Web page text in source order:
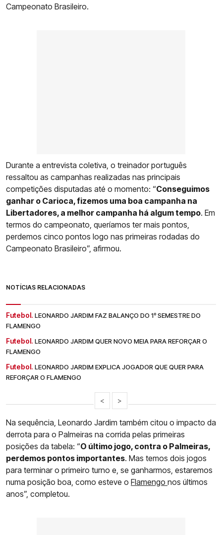
Campeonato Brasileiro.
Durante a entrevista coletiva, o treinador português
ressaltou as campanhas realizadas nas principais
competições disputadas até o momento: “Conseguimos
ganhar o Carioca, fizemos uma boa campanha na
Libertadores, a melhor campanha há algum tempo. Em
termos do campeonato, queríamos ter mais pontos,
perdemos cinco pontos logo nas primeiras rodadas do
Campeonato Brasileiro”, afirmou.
NOTÍCIAS RELACIONADAS
Futebol. LEONARDO JARDIM FAZ BALANÇO DO 1º SEMESTRE DO
FLAMENGO
Futebol. LEONARDO JARDIM QUER NOVO MEIA PARA REFORÇAR O
FLAMENGO
Futebol. LEONARDO JARDIM EXPLICA JOGADOR QUE QUER PARA
REFORÇAR O FLAMENGO
< >
Na sequência, Leonardo Jardim também citou o impacto da
derrota para o Palmeiras na corrida pelas primeiras
posições da tabela: “O último jogo, contra o Palmeiras,
perdemos pontos importantes. Mas temos dois jogos
para terminar o primeiro turno e, se ganharmos, estaremos
numa posição boa, como esteve o Flamengo nos últimos
anos”, completou.